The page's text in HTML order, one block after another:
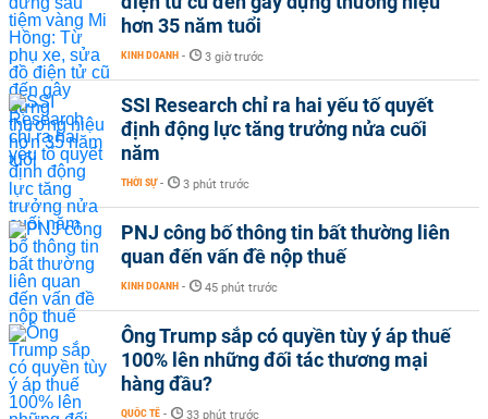
hơn 35 năm tuổi
KINH DOANH - 3 giờ trước
SSI Research chỉ ra hai yếu tố quyết
định động lực tăng trưởng nửa cuối
năm
THỜI SỰ - 3 phút trước
PNJ công bố thông tin bất thường liên
quan đến vấn đề nộp thuế
KINH DOANH - 45 phút trước
Ông Trump sắp có quyền tùy ý áp thuế
100% lên những đối tác thương mại
hàng đầu?
QUỐC TẾ - 33 phút trước